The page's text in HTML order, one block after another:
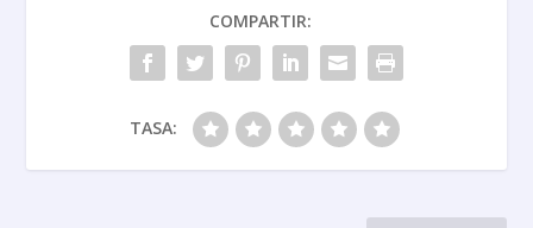
COMPARTIR:
TASA: